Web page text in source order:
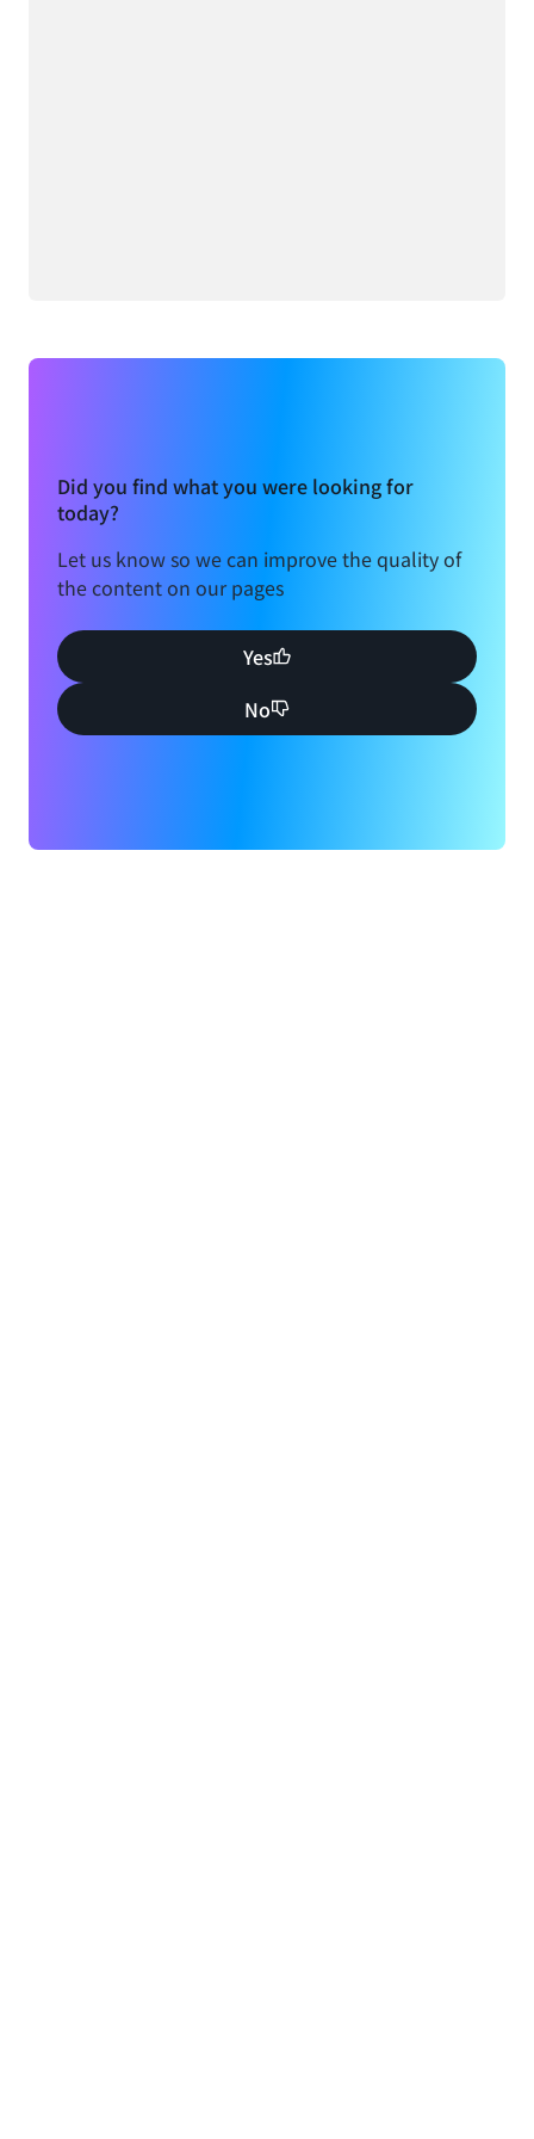
Did you find what you were looking for
today?
Let us know so we can improve the quality of
the content on our pages
Yes
No